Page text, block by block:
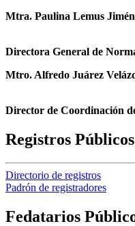
Mtra. Paulina Lemus
Directora General de
Mtro. Alfredo Juárez
Director de Coordinación
Registros
Directorio de registros
Padrón de registradores
Fedatarios